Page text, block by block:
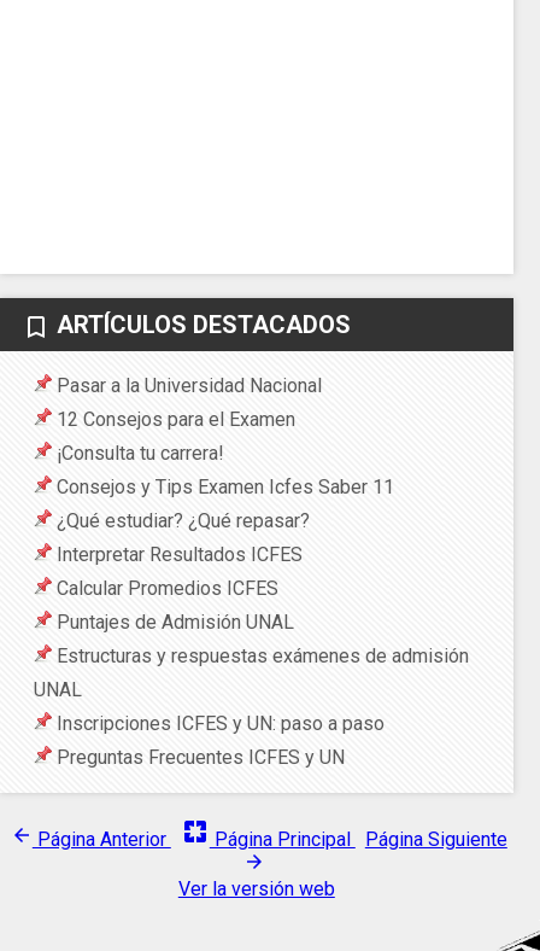
bookmark_border ARTÍCULOS DESTACADOS
Pasar a la Universidad Nacional
12 Consejos para el Examen
¡Consulta tu carrera!
Consejos y Tips Examen Icfes Saber 11
¿Qué estudiar? ¿Qué repasar?
Interpretar Resultados ICFES
Calcular Promedios ICFES
Puntajes de Admisión UNAL
Estructuras y respuestas exámenes de admisión
UNAL
Inscripciones ICFES y UN: paso a paso
Preguntas Frecuentes ICFES y UN
arrow_back Página Anterior pages Página Principal Página Siguiente
arrow_forward
Ver la versión web